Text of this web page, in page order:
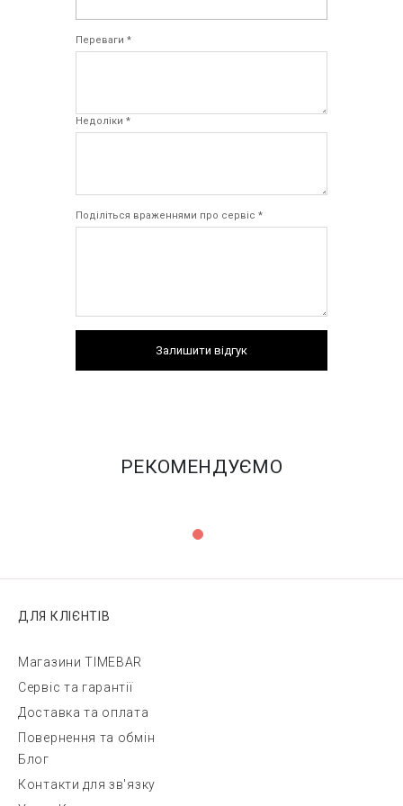
Переваги *
Недоліки *
Поділіться враженнями про сервіс *
Залишити відгук
РЕКОМЕНДУЄМО
ДЛЯ КЛІЄНТІВ
Магазини TIMEBAR
Сервіс та гарантії
Доставка та оплата
Повернення та обмін
Блог
Контакти для зв'язку